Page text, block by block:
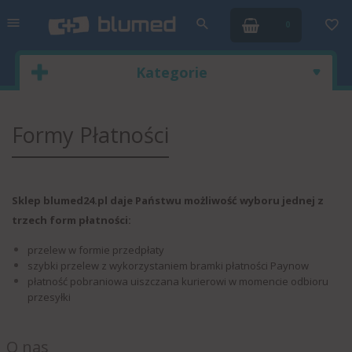
Kategorie
Formy Płatności
Sklep blumed24.pl daje Państwu możliwość wyboru jednej z
trzech form płatności:
przelew w formie przedpłaty
szybki przelew z wykorzystaniem bramki płatności Paynow
płatność pobraniowa uiszczana kurierowi w momencie odbioru
przesyłki
O nas